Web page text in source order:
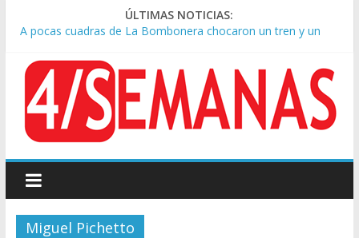
ÚLTIMAS NOTICIAS:
A pocas cuadras de La Bombonera chocaron un tren y un
colectivo: siete heridos
Día de San Cayetano: masiva marcha a Plaza de Mayo de
sindicatos y organizaciones sociales
Pesar por la muerte de Leandro Rud, histórico representante
y conductor de TV
Tras la aprobación de la ley de propiedad privada, Bullrich
apuntó: “Vino un poco endiablada”
Causa AFA: el juez Amarante calificó de “ficción judicial” el
traslado del expediente a Campana
Miguel Pichetto